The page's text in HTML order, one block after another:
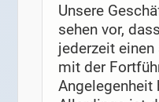
Unsere
sehen vor,
jederzeit
mit der
Angelegenheit